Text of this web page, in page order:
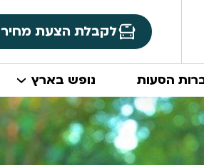
לקבלת הצעת מחיר
הסעות נופש בארץ